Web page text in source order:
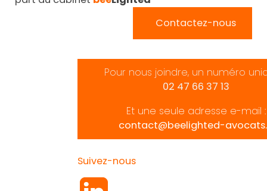
Contactez-nous
Pour nous joindre, un numéro
02 47 66 37 13
Et une seule adresse e-mail :
contact@beelighted-
Suivez-nous